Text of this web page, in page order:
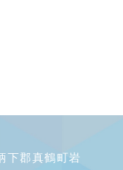
下郡真鶴町岩